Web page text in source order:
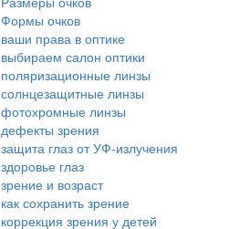
Формы очков
ваши права в оптике
выбираем салон оптики
поляризационные линзы
солнцезащитные линзы
фотохромные линзы
дефекты зрения
защита глаз от УФ-излучения
здоровье глаз
зрение и возраст
как сохранить зрение
коррекция зрения у детей